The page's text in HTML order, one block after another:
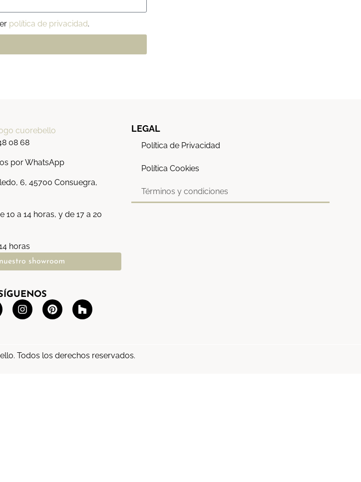
política de privacidad.
08 68
por WhatsApp
6, 45700 Consuegra,
10 a 14 horas, y de 17 a 20
horas
showroom
LEGAL
Política de Privacidad
Política Cookies
Términos y condiciones
Todos los derechos reservados.